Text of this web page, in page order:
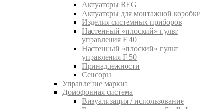
Актуаторы REG
Актуаторы для монтажной коробки
Изделия системных приборов
Настенный «плоский» пульт
управления F 40
Настенный «плоский» пульт
управления F 50
Принадлежности
Сенсоры
Управление маркиз
Домофонная система
Визуализация / использование